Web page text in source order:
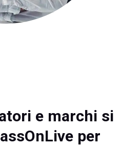
e marchi si
per